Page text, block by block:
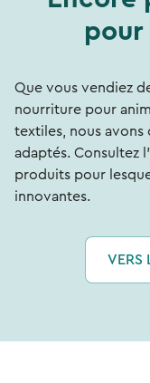
Que vous vendiez
nourriture pour
textiles, nous avons
adaptés. Consultez
produits pour
innovantes.
VERS